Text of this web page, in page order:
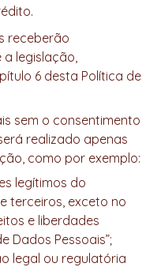
receberão
legislação,
6 desta Política de
sem o consentimento
realizado apenas
como por exemplo:
legítimos do
terceiros, exceto no
e liberdades
Dados Pessoais”;
legal ou regulatória